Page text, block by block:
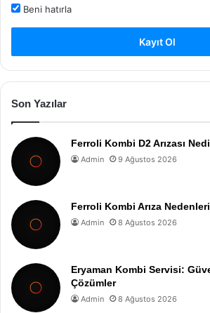
Beni hatırla
Kayıt Ol
Son Yazılar
Ferroli Kombi D2 Arızası
Admin 9 Ağustos 2026
Ferroli Kombi Arıza
Admin 8 Ağustos 2026
Eryaman Kombi Servisi:
Çözümler
Admin 8 Ağustos 2026